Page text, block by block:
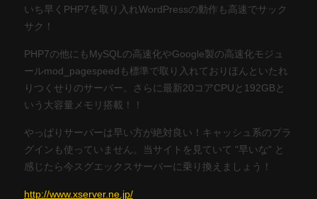
いち早くPHP7を取り入れWordPressの動作も高速でサック
サク！
PHP7の他にもMySQLの高速化やGoogle製の高速化モジュ
ールmod_pagespeedも標準で取り入れておりほんといたれ
りつくせりのサーバー。さらに最新20コアCPUと192GBと
いう大容量メモリ搭載！！
やっぱりサーバーは早い方が絶対良い！キャッシュ系のプラ
グインも使っていません。当サイトを見ていて "早いな" と
感じたら今スグエックスサーバーに乗り換えましょう！
http://www.xserver.ne.jp/